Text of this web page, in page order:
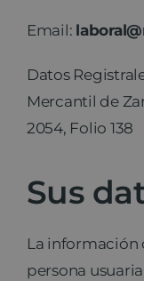
Email:
Datos
Mercantil de
2054, Folio 138
Sus
La información
persona